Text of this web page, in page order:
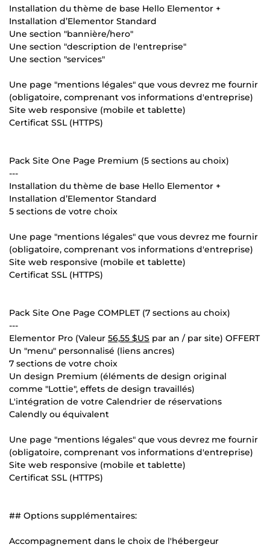
Installation du thème de base Hello Elementor +
Installation d’Elementor Standard
Une section "bannière/hero"
Une section "description de l'entreprise"
Une section "services"
Une page "mentions légales" que vous devrez me fournir
(obligatoire, comprenant vos informations d'entreprise)
Site web responsive (mobile et tablette)
Certificat SSL (HTTPS)
Pack Site One Page Premium (5 sections au choix)
---
Installation du thème de base Hello Elementor +
Installation d’Elementor Standard
5 sections de votre choix
Une page "mentions légales" que vous devrez me fournir
(obligatoire, comprenant vos informations d'entreprise)
Site web responsive (mobile et tablette)
Certificat SSL (HTTPS)
Pack Site One Page COMPLET (7 sections au choix)
---
Elementor Pro (Valeur 56,55 $US par an / par site) OFFERT
Un "menu" personnalisé (liens ancres)
7 sections de votre choix
Un design Premium (éléments de design original
comme "Lottie", effets de design travaillés)
L'intégration de votre Calendrier de réservations
Calendly ou équivalent
Une page "mentions légales" que vous devrez me fournir
(obligatoire, comprenant vos informations d'entreprise)
Site web responsive (mobile et tablette)
Certificat SSL (HTTPS)
## Options supplémentaires:
Accompagnement dans le choix de l'hébergeur